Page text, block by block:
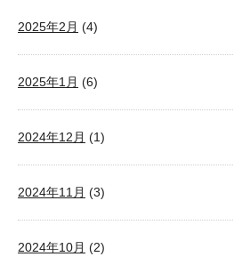
2025年2月 (4)
2025年1月 (6)
2024年12月 (1)
2024年11月 (3)
2024年10月 (2)